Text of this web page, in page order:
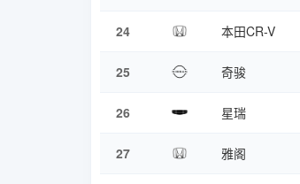
24 本田CR-V
25 奇骏
26 星瑞
27 雅阁